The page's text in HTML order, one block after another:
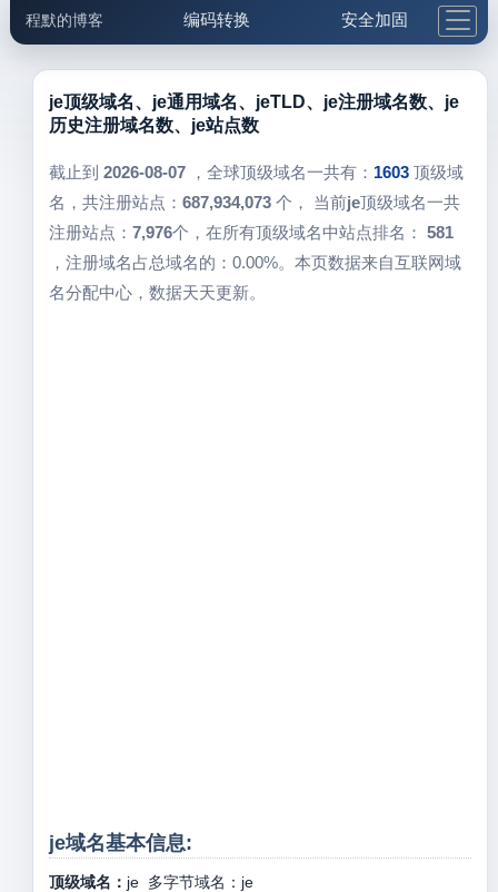
程默的博客 编码转换 安全加固
邮件工具 生活便民 更多工具
5.1支付宝大红包
je顶级域名、je通用域名、jeTLD、je注册域名数、je
历史注册域名数、je站点数
截止到 2026-08-07，全球顶级域名一共有： 1603 顶级域
名，共注册站点： 687,934,073 个， 当前je顶级域名一共
注册站点： 7,976个，在所有顶级域名中站点排名： 581
，注册域名占总域名的：0.00%。本页数据来自互联网域
名分配中心，数据天天更新。
je域名基本信息:
顶级域名： je多字节域名： je